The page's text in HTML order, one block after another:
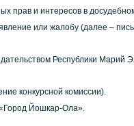
прав и интересов в
или жалобу (далее –
Республики Марий
конкурсной комиссии).
Йошкар-Ола».